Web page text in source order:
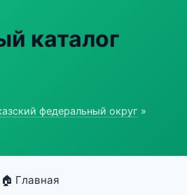
каталог
федеральный округ »
🏠 Главная